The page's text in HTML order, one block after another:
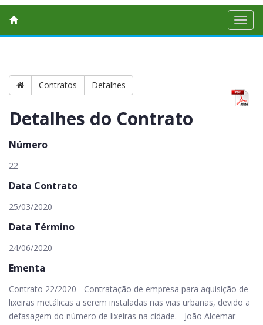
Toggle
Contratos Detalhes
Detalhes do Contrato
Número
22
Data Contrato
25/03/2020
Data Término
24/06/2020
Ementa
Contrato 22/2020 - Contratação de empresa para aquisição de
lixeiras metálicas a serem instaladas nas vias urbanas, devido a
defasagem do número de lixeiras na cidade. - João Alcemar